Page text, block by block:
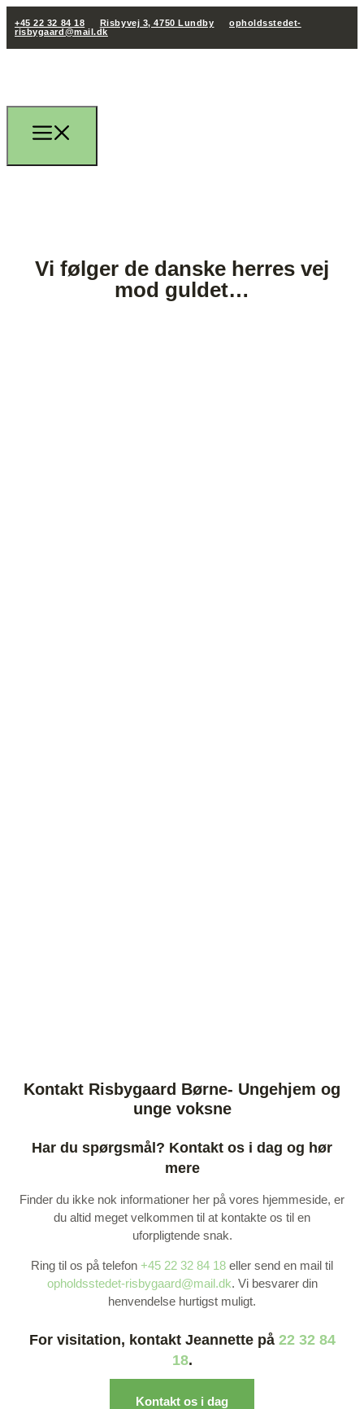
+45 22 32 84 18 Risbyvej 3, 4750 Lundby
opholdsstedet-
risbygaard@mail.dk
Vi følger de danske herres vej
mod guldet…
Kontakt Risbygaard Børne- Ungehjem og
unge voksne
Har du spørgsmål? Kontakt os i dag og hør
mere
Finder du ikke nok informationer her på vores hjemmeside, er
du altid meget velkommen til at kontakte os til en
uforpligtende snak.
Ring til os på telefon +45 22 32 84 18 eller send en mail til
opholdsstedet-risbygaard@mail.dk. Vi besvarer din
henvendelse hurtigst muligt.
For visitation, kontakt Jeannette på 22 32 84
18.
Kontakt os i dag